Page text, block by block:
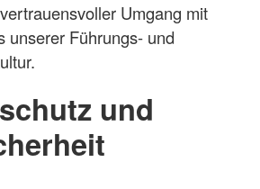
Umgang mit
unserer Führungs- und
und